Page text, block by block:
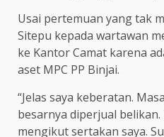
Usai pertemuan yang tak
Sitepu kepada wartawan
ke Kantor Camat karena
aset MPC PP Binjai.
“Jelas saya keberatan.
besarnya diperjual
mengikut sertakan saya.